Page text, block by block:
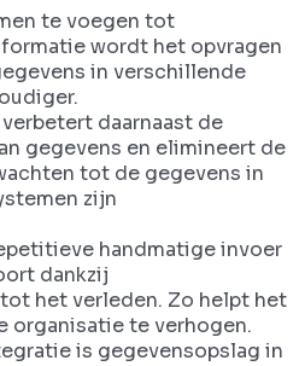
te voegen tot
wordt het opvragen
in verschillende
daarnaast de
gegevens en elimineert de
tot de gegevens in
zijn
handmatige invoer
dankzij
het verleden. Zo helpt het
organisatie te verhogen.
is gegevensopslag in